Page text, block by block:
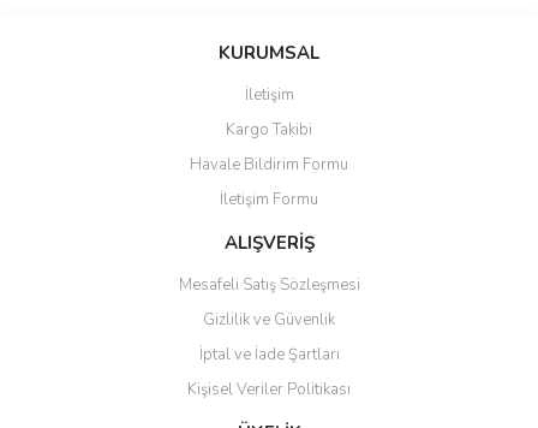
Bu ürüne ilk yorumu siz yapın!
Ürün resmi kalitesiz, bozuk veya görüntülenemiyor.
Ürün açıklamasında eksik bilgiler bulunuyor.
Ürün bilgilerinde hatalar bulunuyor.
Ürün fiyatı diğer sitelerden daha pahalı.
KURUMSAL
İletişim
Kargo Takibi
Havale Bildirim Formu
İletişim Formu
ALIŞVERİŞ
Mesafeli Satış Sözleşmesi
Gizlilik ve Güvenlik
İptal ve İade Şartları
Kişisel Veriler Politikası